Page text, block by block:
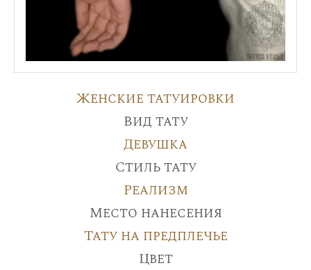
Женские татуировки
Вид тату
Девушка
Стиль тату
Реализм
Место нанесения
Тату на предплечье
Цвет